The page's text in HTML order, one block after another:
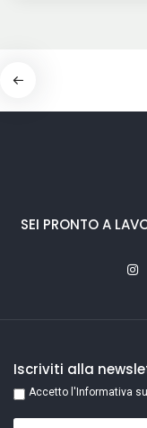
SEI PRONTO A
Iscriviti alla
Accetto l'Informativa